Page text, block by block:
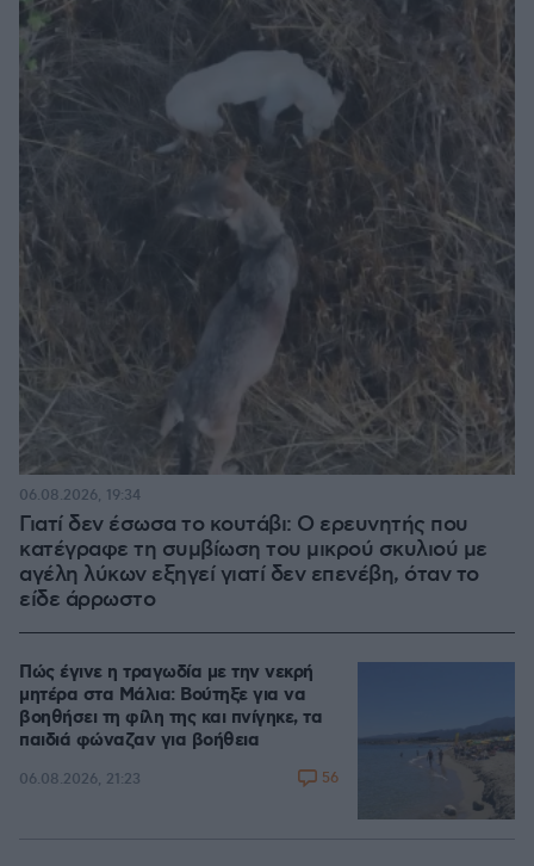
Γιατί δεν έσωσα το κουτάβι: Ο ερευνητής που
κατέγραφε τη συμβίωση του μικρού σκυλιού με
αγέλη λύκων εξηγεί γιατί δεν επενέβη, όταν το
είδε άρρωστο
06.08.2026, 19:34
Πώς έγινε η τραγωδία με την νεκρή
μητέρα στα Μάλια: Βούτηξε για να
βοηθήσει τη φίλη της και πνίγηκε, τα
παιδιά φώναζαν για βοήθεια
06.08.2026, 21:23 56